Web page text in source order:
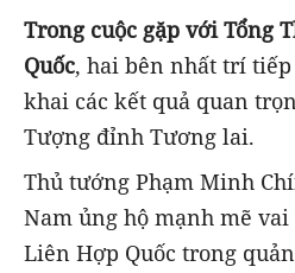
Trong cuộc gặp với Tổng
Quốc, hai bên nhất trí
khai các kết quả quan
Tượng đỉnh Tương lai.
Thủ tướng Phạm Minh
Nam ủng hộ mạnh mẽ
Liên Hợp Quốc trong